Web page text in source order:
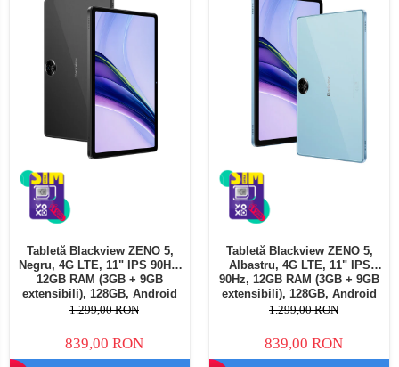
Tabletă Blackview ZENO 5,
Negru, 4G LTE, 11" IPS 90Hz,
12GB RAM (3GB + 9GB
extensibili), 128GB, Android
16, Unisoc T7250, 8300mAh,
SIM
1.299,00 RON
839,00 RON
Tabletă Blackview ZENO 5,
Albastru, 4G LTE, 11" IPS
90Hz, 12GB RAM (3GB + 9GB
extensibili), 128GB, Android
16, Unisoc T7250, 8300mAh,
SIM
1.299,00 RON
839,00 RON